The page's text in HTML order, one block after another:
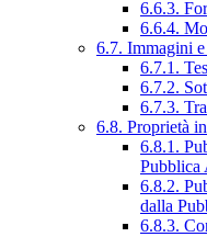
6.6.3.
6.6.4.
6.7. Immagini
6.7.1.
6.7.2.
6.7.3.
6.8. Proprietà
6.8.1.
Pubblica
6.8.2.
dalla
6.8.3.